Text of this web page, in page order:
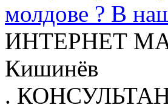
молдове ? В
ИНТЕРНЕТ
Кишинёв
.